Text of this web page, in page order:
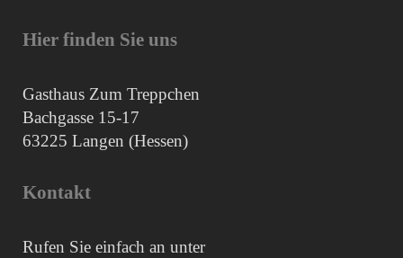
Hier finden Sie uns
Gasthaus Zum Treppchen
Bachgasse 15-17
63225 Langen (Hessen)
Kontakt
Rufen Sie einfach an unter